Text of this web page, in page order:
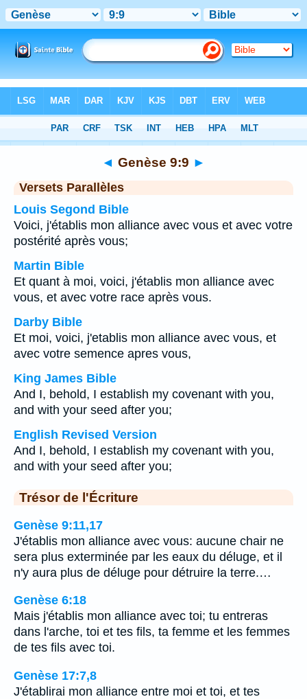
Chapitre 9> Verset 9
◄ Genèse 9:9 ►
Versets Parallèles
Louis Segond Bible
Voici, j'établis mon alliance avec vous et avec votre
postérité après vous;
Martin Bible
Et quant à moi, voici, j'établis mon alliance avec
vous, et avec votre race après vous.
Darby Bible
Et moi, voici, j'etablis mon alliance avec vous, et
avec votre semence apres vous,
King James Bible
And I, behold, I establish my covenant with you,
and with your seed after you;
English Revised Version
And I, behold, I establish my covenant with you,
and with your seed after you;
Trésor de l'Écriture
Genèse 9:11,17
J'établis mon alliance avec vous: aucune chair ne
sera plus exterminée par les eaux du déluge, et il
n'y aura plus de déluge pour détruire la terre.…
Genèse 6:18
Mais j'établis mon alliance avec toi; tu entreras
dans l'arche, toi et tes fils, ta femme et les femmes
de tes fils avec toi.
Genèse 17:7,8
J'établirai mon alliance entre moi et toi, et tes